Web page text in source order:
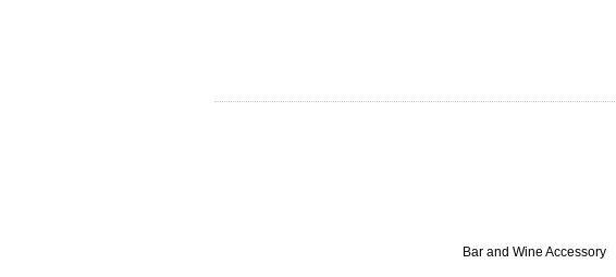
Bar and Wine Accessory